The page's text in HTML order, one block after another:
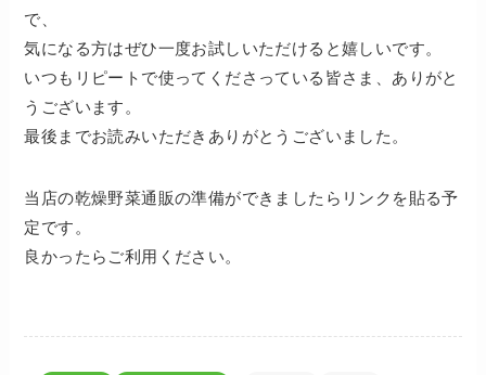
で、
気になる方はぜひ一度お試しいただけると嬉しいです。
いつもリピートで使ってくださっている皆さま、ありがと
うございます。
最後までお読みいただきありがとうございました。
当店の乾燥野菜通販の準備ができましたらリンクを貼る予
定です。
良かったらご利用ください。